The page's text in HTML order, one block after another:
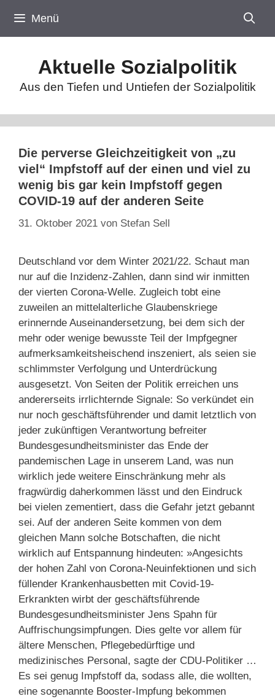
Inhalt
springen
Menü
Aktuelle Sozialpolitik
Aus den Tiefen und Untiefen der Sozialpolitik
Die perverse Gleichzeitigkeit von „zu
viel“ Impfstoff auf der einen und viel zu
wenig bis gar kein Impfstoff gegen
COVID-19 auf der anderen Seite
31. Oktober 2021 von Stefan Sell
Deutschland vor dem Winter 2021/22. Schaut man
nur auf die Inzidenz-Zahlen, dann sind wir inmitten
der vierten Corona-Welle. Zugleich tobt eine
zuweilen an mittelalterliche Glaubenskriege
erinnernde Auseinandersetzung, bei dem sich der
mehr oder wenige bewusste Teil der Impfgegner
aufmerksamkeitsheischend inszeniert, als seien sie
schlimmster Verfolgung und Unterdrückung
ausgesetzt. Von Seiten der Politik erreichen uns
andererseits irrlichternde Signale: So verkündet ein
nur noch geschäftsführender und damit letztlich von
jeder zukünftigen Verantwortung befreiter
Bundesgesundheitsminister das Ende der
pandemischen Lage in unserem Land, was nun
wirklich jede weitere Einschränkung mehr als
fragwürdig daherkommen lässt und den Eindruck
bei vielen zementiert, dass die Gefahr jetzt gebannt
sei. Auf der anderen Seite kommen von dem
gleichen Mann solche Botschaften, die nicht
wirklich auf Entspannung hindeuten: »Angesichts
der hohen Zahl von Corona-Neuinfektionen und sich
füllender Krankenhausbetten mit Covid-19-
Erkrankten wirbt der geschäftsführende
Bundesgesundheitsminister Jens Spahn für
Auffrischungsimpfungen. Dies gelte vor allem für
ältere Menschen, Pflegebedürftige und
medizinisches Personal, sagte der CDU-Politiker …
Es sei genug Impfstoff da, sodass alle, die wollten,
eine sogenannte Booster-Impfung bekommen